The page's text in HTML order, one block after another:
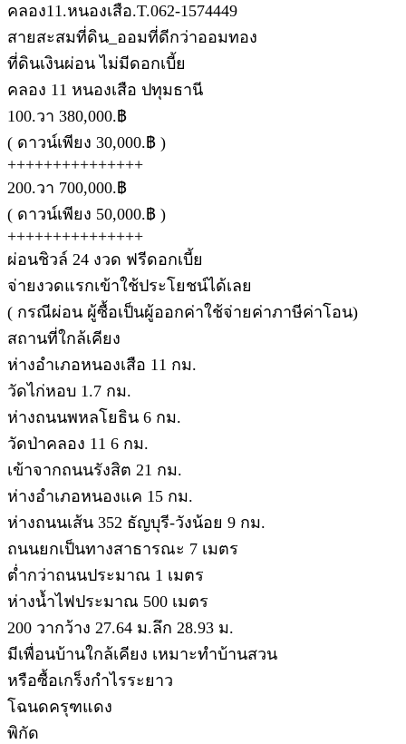
คลอง11.หนองเสือ.T.062-1574449
สายสะสมที่ดิน_ออมที่ดีกว่าออมทอง
ที่ดินเงินผ่อน ไม่มีดอกเบี้ย
คลอง 11 หนองเสือ ปทุมธานี
100.วา 380,000.฿
( ดาวน์เพียง 30,000.฿ )
+++++++++++++++
200.วา 700,000.฿
( ดาวน์เพียง 50,000.฿ )
+++++++++++++++
ผ่อนชิวล์ 24 งวด ฟรีดอกเบี้ย
จ่ายงวดแรกเข้าใช้ประโยชน์ได้เลย
( กรณีผ่อน ผู้ซื้อเป็นผู้ออกค่าใช้จ่ายค่าภาษีค่าโอน)
สถานที่ใกล้เคียง
ห่างอำเภอหนองเสือ 11 กม.
วัดไก่หอบ 1.7 กม.
ห่างถนนพหลโยธิน 6 กม.
วัดป่าคลอง 11 6 กม.
เข้าจากถนนรังสิต 21 กม.
ห่างอำเภอหนองแค 15 กม.
ห่างถนนเส้น 352 ธัญบุรี-วังน้อย 9 กม.
ถนนยกเป็นทางสาธารณะ 7 เมตร
ต่ำกว่าถนนประมาณ 1 เมตร
ห่างน้ำไฟประมาณ 500 เมตร
200 วากว้าง 27.64 ม.ลึก 28.93 ม.
มีเพื่อนบ้านใกล้เคียง เหมาะทำบ้านสวน
หรือซื้อเกร็งกำไรระยาว
โฉนดครุฑแดง
พิกัด